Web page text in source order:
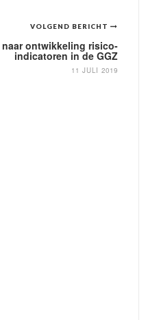
VOLGEND BERICHT
ontwikkeling risico-
indicatoren in de GGZ
11 JULI 2019